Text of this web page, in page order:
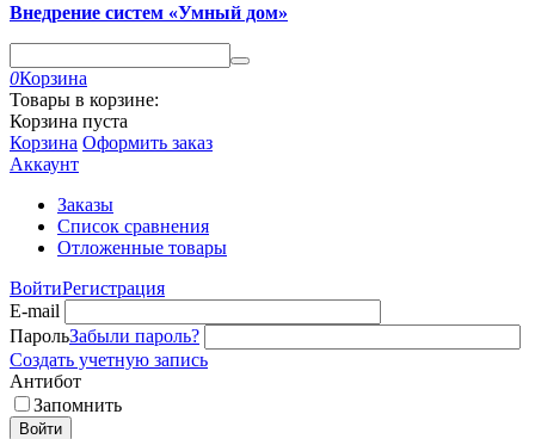
Внедрение систем «Умный дом»
0Корзина
Товары в корзине:
Корзина пуста
Корзина Оформить заказ
Аккаунт
Заказы
Список сравнения
Отложенные товары
ВойтиРегистрация
E-mail
ПарольЗабыли пароль?
Создать учетную запись
Антибот
Запомнить
Войти